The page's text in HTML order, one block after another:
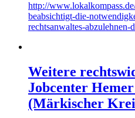
http://
beabsichtigt-die-
rechtsanwaltes-abzulehnen-
Weitere
Jobcenter
(Märkischer